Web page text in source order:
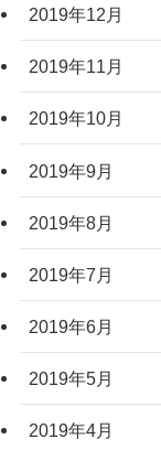
2019年12月
2019年11月
2019年10月
2019年9月
2019年8月
2019年7月
2019年6月
2019年5月
2019年4月